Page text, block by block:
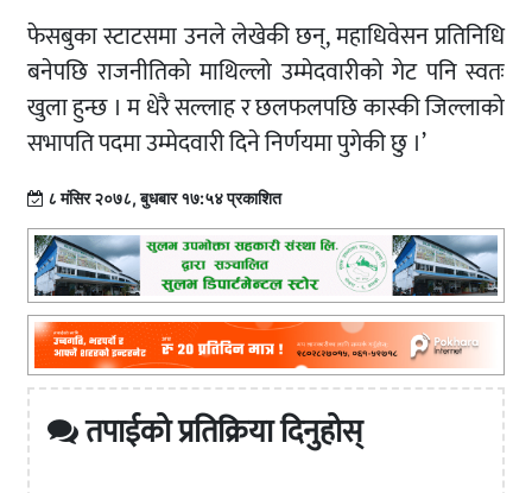
फेसबुका स्टाटसमा उनले लेखेकी छन्, महाधिवेसन प्रतिनिधि
बनेपछि राजनीतिको माथिल्लो उम्मेदवारीको गेट पनि स्वतः
खुला हुन्छ । म धेरै सल्लाह र छलफलपछि कास्की जिल्लाको
सभापति पदमा उम्मेदवारी दिने निर्णयमा पुगेकी छु ।’
८ मंसिर २०७८, बुधबार १७:५४ प्रकाशित
तपाईको प्रतिक्रिया दिनुहोस्